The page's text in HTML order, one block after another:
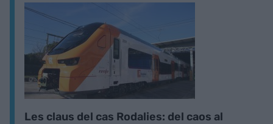
Les claus del cas Rodalies: del caos al